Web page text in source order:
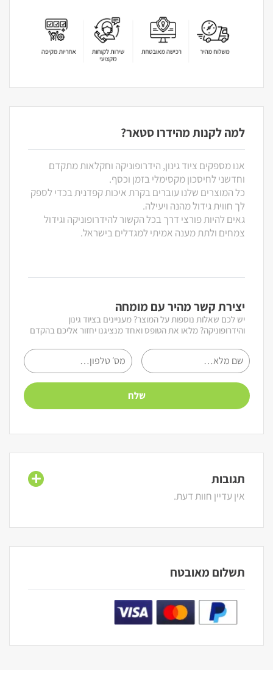
למה לקנות מהידרו סטאר?
אנו מספקים ציוד גינון, הידרופוניקה וחקלאות מתקדם
וחדשני לחיסכון מקסימלי בזמן וכסף.
כל המוצרים שלנו עוברים בקרת איכות קפדנית בכדי לספק
לך חווית גידול מהנה ויעילה.
גאים להיות פורצי דרך בכל הקשור להידרופוניקה וגידול
צמחים ולתת מענה אמיתי למגדלים בישראל.
יצירת קשר מהיר עם מומחה
יש לכם שאלות נוספות על המוצר? מעניינים בציוד גינון
והידרופוניקה? מלאו את הטופס ואחד מנציגנו יחזור אליכם בהקדם
תגובות
אין עדיין חוות דעת.
תשלום מאובטח